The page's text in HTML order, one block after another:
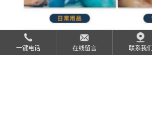
一键电话 在线留言 联系我们